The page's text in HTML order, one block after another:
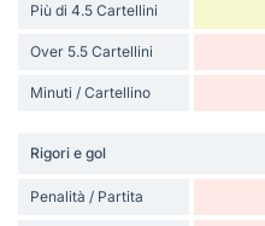
Più di 4.5 Cartellini
Over 5.5 Cartellini
Minuti / Cartellino
Rigori e gol
Penalità / Partita